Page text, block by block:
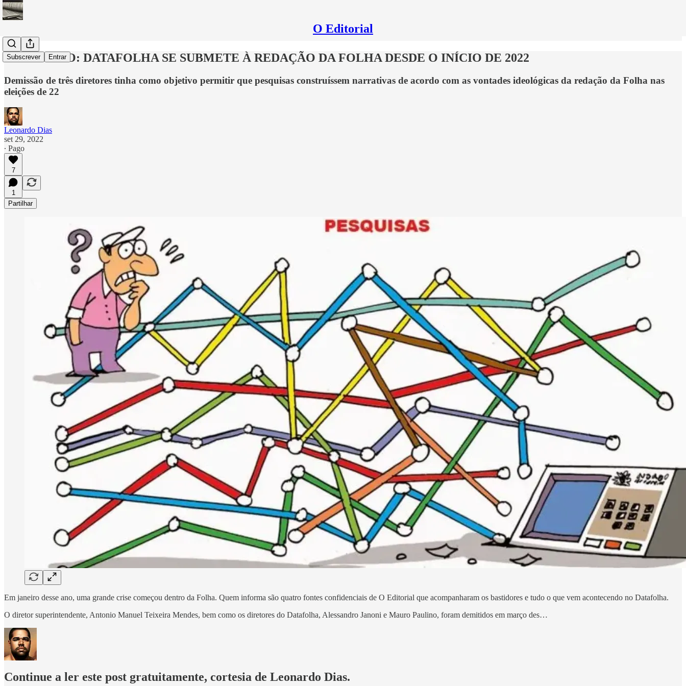
O Editorial
Subscrever Entrar
EXCLUSIVO: DATAFOLHA SE SUBMETE À REDAÇÃO DA FOLHA DESDE O INÍCIO DE 2022
Demissão de três diretores tinha como objetivo permitir que pesquisas construíssem narrativas de acordo com as vontades ideológicas da redação da Folha nas
eleições de 22
Leonardo Dias
set 29, 2022
∙ Pago
7
1
Partilhar
Em janeiro desse ano, uma grande crise começou dentro da Folha. Quem informa são quatro fontes confidenciais de O Editorial que acompanharam os bastidores e tudo o que vem acontecendo no Datafolha.
O diretor superintendente, Antonio Manuel Teixeira Mendes, bem como os diretores do Datafolha, Alessandro Janoni e Mauro Paulino, foram demitidos em março des…
Continue a ler este post gratuitamente, cortesia de Leonardo Dias.